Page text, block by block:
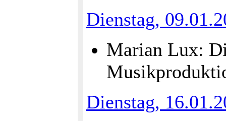
Dienstag,
Marian Lux:
Dienstag,